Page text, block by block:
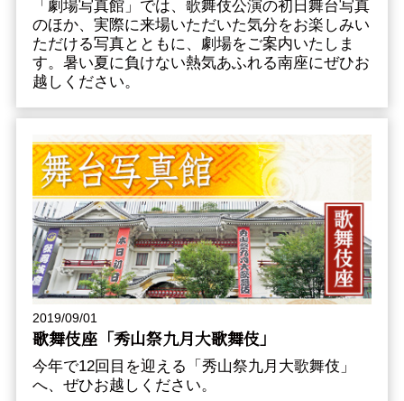
「劇場写真館」では、歌舞伎公演の初日舞台写真
のほか、実際に来場いただいた気分をお楽しみい
ただける写真とともに、劇場をご案内いたしま
す。暑い夏に負けない熱気あふれる南座にぜひお
越しください。
2019/09/01
歌舞伎座「秀山祭九月大歌舞伎」
今年で12回目を迎える「秀山祭九月大歌舞伎」
へ、ぜひお越しください。